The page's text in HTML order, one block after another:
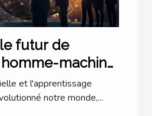
futur de
machine
et l'apprentissage
notre monde,...